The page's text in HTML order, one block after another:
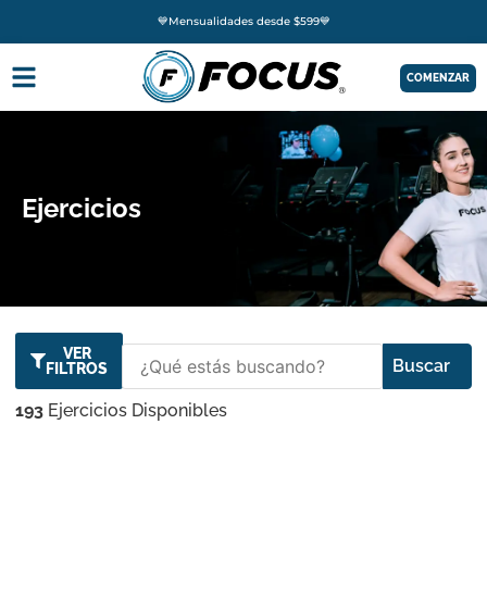
💙Mensualidades desde $599💙
COMENZAR
Ejercicios
VER
FILTROS
Buscar
193 Ejercicios Disponibles